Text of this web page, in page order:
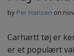
by Per Hansen on
Carhartt tøj er
er et populært